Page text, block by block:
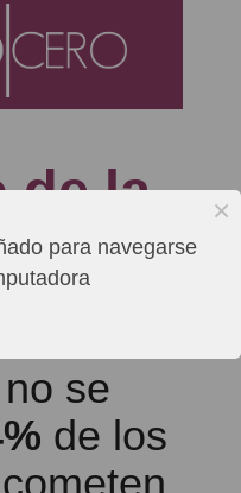
de la
en
se
de los
para navegarse